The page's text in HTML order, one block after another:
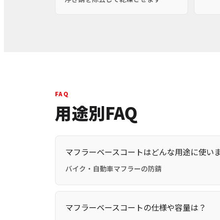
FAQ
用途別FAQ
マフラーベースコートはどんな用途に使い
バイク・自動車マフラーの防錆
マフラーベースコートの仕様や容量は？